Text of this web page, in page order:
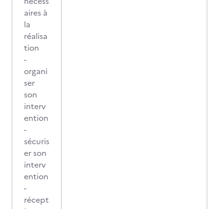
aires à
la
réalisa
tion
-
organi
ser
son
interv
ention
-
sécuris
er son
interv
ention
-
récept